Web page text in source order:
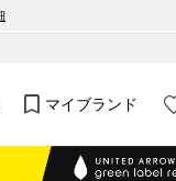
マイブランド